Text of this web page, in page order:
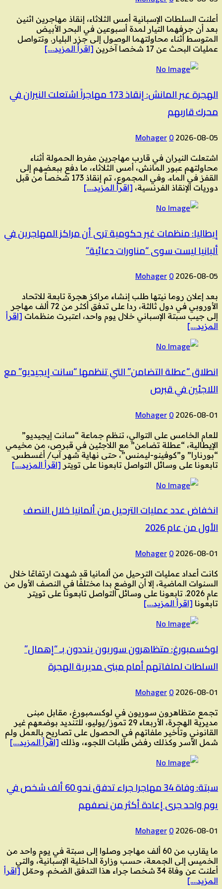
أعلنت السلطات الإسبانية أمس الثلاثاء، إنقاذ مهاجرين اثنين
بعد أن جرفهما التيار لمدة أسبوعين في البحر الأبيض
المتوسط أثناء محاولتهما الوصول إلى جزر البليار. وتتواصل
عمليات البحث عن 17 شخصا آخرين
[اقرأ المزيد….]
الهجرة عبر المانش: إنقاذ 173 مهاجراً اشتعلت النيران في
محرك قاربهم
2026-08-05
Mohager0
اشتعلت النيران في قارب مهاجرين مفرط الحمولة أثناء
محاولتهم عبور المانش، أمس الثلاثاء، ما دفع ببعضهم إلى
القفز في الماء. وفي المجموع، تم إنقاذ 173 شخصاً من قبل
دوريات الإنقاذ الفرنسية، [اقرأ المزيد….]
إيطاليا: منظمات غير حكومية ترى أن مراكز المهاجرين في
ألبانيا ليست سوى “مناورات دعائية”
2026-08-05
Mohager0
بعد إعلان روما نيتها طلب إنشاء مراكز هجرة تابعة للاتحاد
الأوروبي في دول ثالثة، ردا على تدفق أكثر من 72 ألف مهاجر
إلى جيب سبتة الإسباني خلال يوم واحد، اعتبرت منظمات [اقرأ
المزيد….]
انطلاق “عطلة التضامن” التي تنظمها “سانت إيجيديو” مع
اللاجئين في قبرص
2026-08-01
Mohager0
للعام الخامس على التوالي، تنظم جماعة “سانت إيجيديو”
الإيطالية، “عطلة تضامن” مع اللاجئين في قبرص، من مخيمي
“بورنارا” و”كوفينو-ليمنس”، حتى نهاية شهر آب/ أغسطس.
تابعونا على وسائل التواصل تابعونا على تويتر [اقرأ المزيد….]
انخفاض عدد عمليات الترحيل من ألمانيا خلال النصف
الأول من عام 2026
2026-08-01
Mohager0
كانت أعداد عمليات الترحيل من ألمانيا قد شهدت ارتفاعًا خلال
السنوات الماضية، إلا أن الوضع بدا مختلفًا في النصف الأول من
عام 2026. تابعونا على وسائل التواصل تابعونا على تويتر
تابعونا [اقرأ المزيد….]
لوكسمبورغ: متظاهرون سوريون ينددون بـ “إهمال”
السلطات لملفاتهم أمام مبنى مديرية الهجرة
2026-08-01
Mohager0
تجمع متظاهرون سوريون في لوكسمبورغ، مقابل مبنى
مديرية الهجرة، الأربعاء 29 تموز/يوليو، للتنديد بوضعهم غير
القانوني وتأخير ملفاتهم في الحصول على تصاريح بالعمل ولم
شمل الأسر وكذلك رفض طلبات اللجوء، وذلك [اقرأ المزيد….]
سبتة: وفاة 34 مهاجرا جراء تدفق نحو 60 ألف شخص في
يوم واحد جرى إعادة أكثر من نصفهم
2026-08-01
Mohager0
ما يقارب من 60 ألف مهاجر وصلوا إلى سبتة في يوم واحد من
الخميس إلى الجمعة، حسب وزارة الداخلية الإسبانية، والتي
أعلنت عن وفاة 34 شخصا جراء هذا التدفق الضخم. وحمّل
[اقرأ
المزيد….]